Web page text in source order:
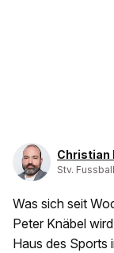
Christian
Stv.
Was sich seit
Peter Knäbel
Haus des Sports